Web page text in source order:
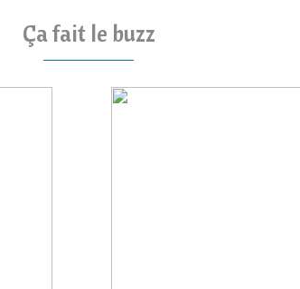
Ça fait le buzz